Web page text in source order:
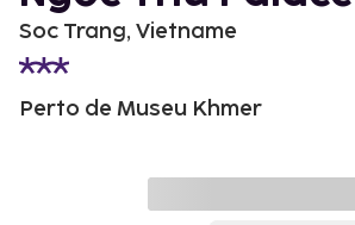
Soc Trang, Vietname
Perto de Museu Khmer